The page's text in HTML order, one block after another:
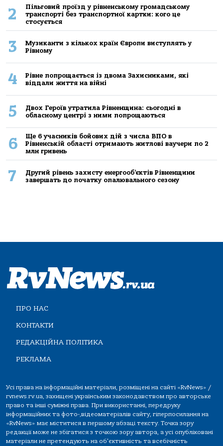
2
Пільговий проїзд у рівненському громадському
транспорті без транспортної картки: кого це
стосується
3
Музиканти з кількох країн Європи виступлять у
Рівному
4
Рівне попрощається із двома Захисниками, які
віддали життя на війні
5
Двох Героїв утратила Рівненщина: сьогодні в
обласному центрі з ними попрощаються
6
Ще 6 учасників бойових дій з числа ВПО в
Рівненській області отримають житлові ваучери по 2
млн гривень
7
Другий рівень захисту енергооб’єктів Рівненщини
завершать до початку опалювального сезону
ПРО НАС
КОНТАКТИ
РЕДАКЦІЙНА ПОЛІТИКА
РЕКЛАМА
Усі права на інформаційні матеріали, розміщені на сайті «RvNews» /
rvnews.rv.ua, захищені українським законодавством про авторське
право та інші суміжні права. При використанні, передруку
інформаційних та фото-,відеоматеріалів сайту, гіперпосилання на
«RvNews» має міститися в першому абзаці тексту. Точка зору
редакції може не збігатися з точкою зору автора, а усі опубліковані
матеріали не претендують на об'єктивність та всебічність